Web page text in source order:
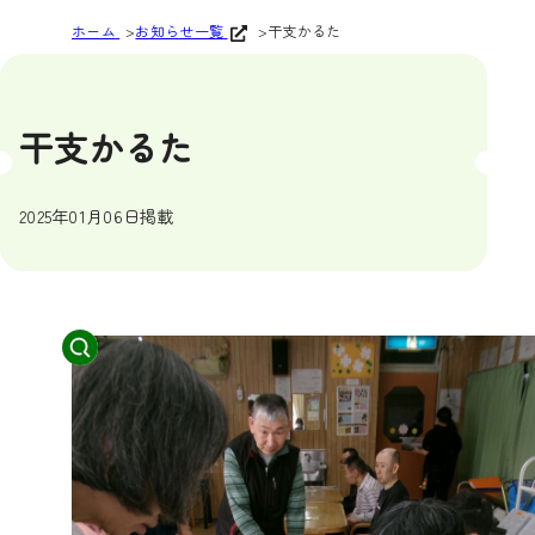
ホーム お知らせ一覧 干支かるた
干支かるた
2025年01月06日掲載